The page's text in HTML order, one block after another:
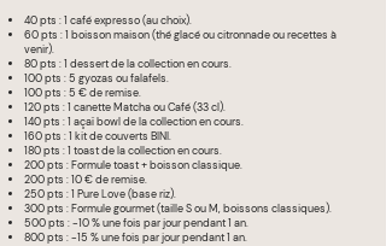
40 pts : 1 café expresso (au choix).
60 pts : 1 boisson maison (thé glacé ou citronnade ou recettes à
venir).
80 pts : 1 dessert de la collection en cours.
100 pts : 5 gyozas ou falafels.
100 pts : 5 € de remise.
120 pts : 1 canette Matcha ou Café (33 cl).
140 pts : 1 açaï bowl de la collection en cours.
160 pts : 1 kit de couverts BINI.
180 pts : 1 toast de la collection en cours.
200 pts : Formule toast + boisson classique.
200 pts : 10 € de remise.
250 pts : 1 Pure Love (base riz).
300 pts : Formule gourmet (taille S ou M, boissons classiques).
500 pts : -10 % une fois par jour pendant 1 an.
800 pts : -15 % une fois par jour pendant 1 an.